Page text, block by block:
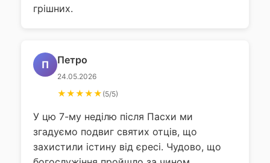
грішних.
П Петро
24.05.2026
★★★★★ (5/5)
У цю 7-му неділю після Пасхи ми
згадуємо подвиг святих отців, що
захистили істину від єресі. Чудово, що